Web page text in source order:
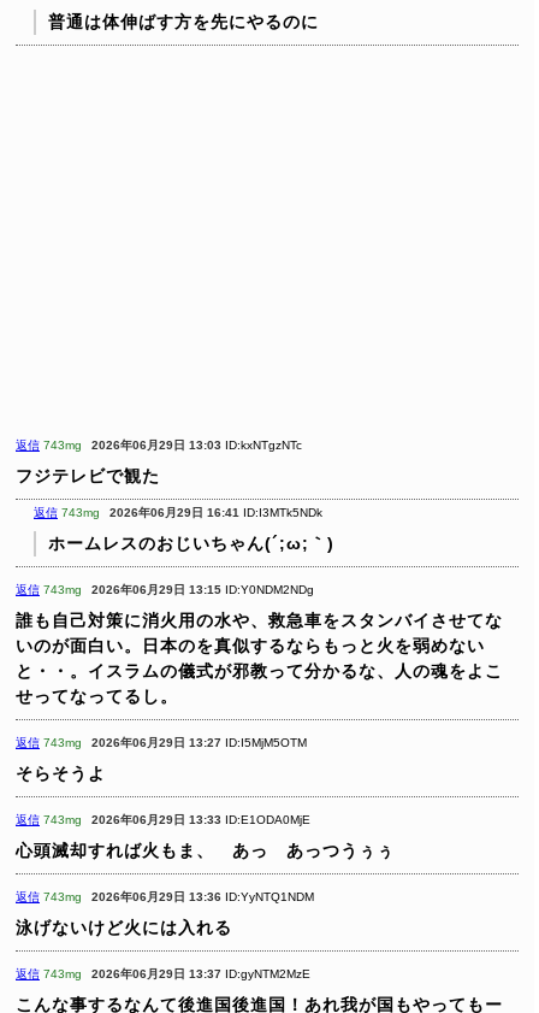
普通は体伸ばす方を先にやるのに
返信 743mg 2026年06月29日 13:03 ID:kxNTgzNTc
フジテレビで観た
返信 743mg 2026年06月29日 16:41 ID:I3MTk5NDk
ホームレスのおじいちゃん(´;ω;｀)
返信 743mg 2026年06月29日 13:15 ID:Y0NDM2NDg
誰も自己対策に消火用の水や、救急車をスタンバイさせてな
いのが面白い。日本のを真似するならもっと火を弱めない
と・・。イスラムの儀式が邪教って分かるな、人の魂をよこ
せってなってるし。
返信 743mg 2026年06月29日 13:27 ID:I5MjM5OTM
そらそうよ
返信 743mg 2026年06月29日 13:33 ID:E1ODA0MjE
心頭滅却すれば火もま、 あっ あっつうぅぅ
返信 743mg 2026年06月29日 13:36 ID:YyNTQ1NDM
泳げないけど火には入れる
返信 743mg 2026年06月29日 13:37 ID:gyNTM2MzE
こんな事するなんて後進国後進国！あれ我が国もやってもー